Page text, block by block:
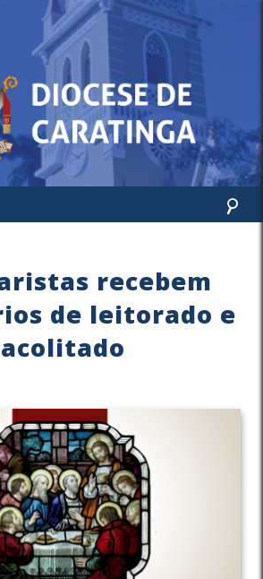
recebem
de leitorado e
acolitado